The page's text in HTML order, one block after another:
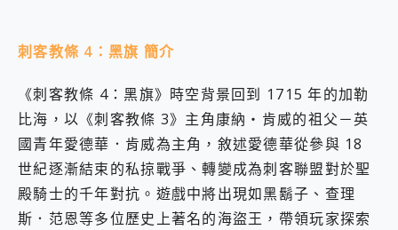
刺客教條 4：黑旗 簡介
《刺客教條 4：黑旗》時空背景回到 1715 年的加勒
比海，以《刺客教條 3》主角康納‧肯威的祖父－英
國青年愛德華．肯威為主角，敘述愛德華從參與 18
世紀逐漸結束的私掠戰爭、轉變成為刺客聯盟對於聖
殿騎士的千年對抗。遊戲中將出現如黑鬍子、查理
斯．范恩等多位歷史上著名的海盜王，帶領玩家探索